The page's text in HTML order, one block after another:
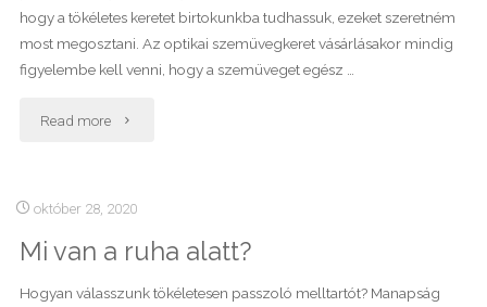
hogy a tökéletes keretet birtokunkba tudhassuk, ezeket szeretném
most megosztani. Az optikai szemüvegkeret vásárlásakor mindig
figyelembe kell venni, hogy a szemüveget egész …
Read more "Szemüveg
avagy
Hogyan
találhatjuk
október 28, 2020
Mi van a ruha alatt?
Hogyan válasszunk tökéletesen passzoló melltartót? Manapság